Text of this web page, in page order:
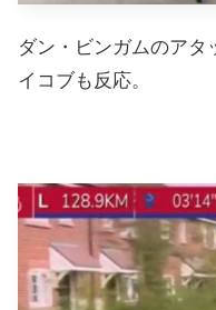
ダン・ビンガムのアタ
イコブも反応。